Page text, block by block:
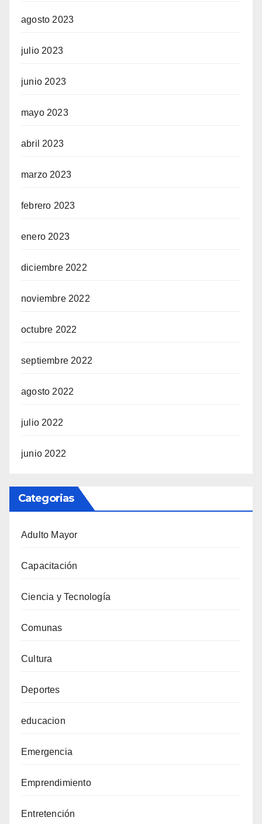
agosto 2023
julio 2023
junio 2023
mayo 2023
abril 2023
marzo 2023
febrero 2023
enero 2023
diciembre 2022
noviembre 2022
octubre 2022
septiembre 2022
agosto 2022
julio 2022
junio 2022
Categorias
Adulto Mayor
Capacitación
Ciencia y Tecnología
Comunas
Cultura
Deportes
educacion
Emergencia
Emprendimiento
Entretención